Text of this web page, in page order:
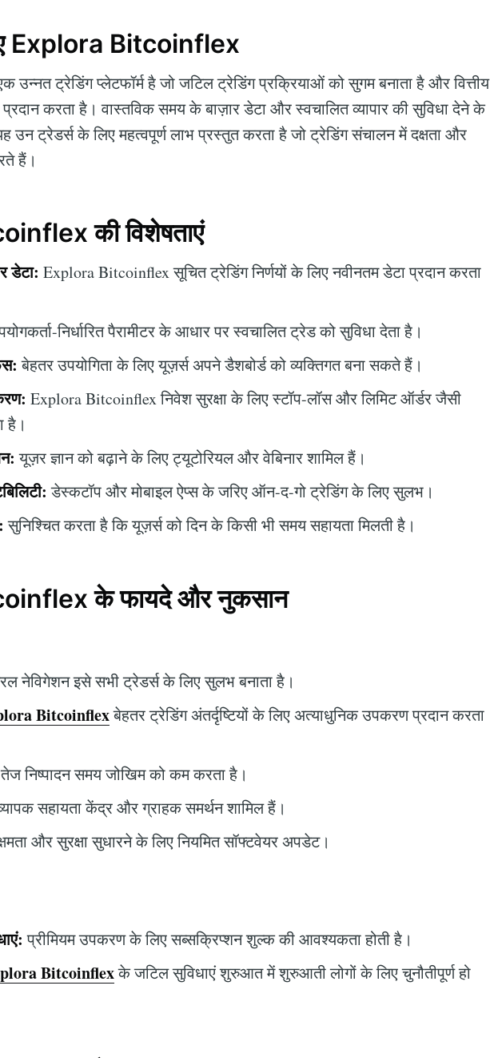
Explora Bitcoinflex
उन्नत ट्रेडिंग प्लेटफॉर्म है जो जटिल ट्रेडिंग प्रक्रियाओं को सुगम बनाता है और वित्तीय
प्रदान करता है। वास्तविक समय के बाज़ार डेटा और स्वचालित व्यापार की सुविधा देने के
उन ट्रेडर्स के लिए महत्वपूर्ण लाभ प्रस्तुत करता है जो ट्रेडिंग संचालन में दक्षता और
हैं।
की विशेषताएं
डेटा: Explora Bitcoinflex सूचित ट्रेडिंग निर्णयों के लिए नवीनतम डेटा प्रदान करता
निर्धारित पैरामीटर के आधार पर स्वचालित ट्रेड को सुविधा देता है।
बेहतर उपयोगिता के लिए यूज़र्स अपने डैशबोर्ड को व्यक्तिगत बना सकते हैं।
Explora Bitcoinflex निवेश सुरक्षा के लिए स्टॉप-लॉस और लिमिट ऑर्डर जैसी
है।
यूज़र ज्ञान को बढ़ाने के लिए ट्यूटोरियल और वेबिनार शामिल हैं।
डेस्कटॉप और मोबाइल ऐप्स के जरिए ऑन-द-गो ट्रेडिंग के लिए सुलभ।
सुनिश्चित करता है कि यूज़र्स को दिन के किसी भी समय सहायता मिलती है।
के फायदे और नुकसान
नेविगेशन इसे सभी ट्रेडर्स के लिए सुलभ बनाता है।
Bitcoinflexबेहतर ट्रेडिंग अंतर्दृष्टियों के लिए अत्याधुनिक उपकरण प्रदान करता
तेज निष्पादन समय जोखिम को कम करता है।
सहायता केंद्र और ग्राहक समर्थन शामिल हैं।
और सुरक्षा सुधारने के लिए नियमित सॉफ्टवेयर अपडेट।
प्रीमियम उपकरण के लिए सब्सक्रिप्शन शुल्क की आवश्यकता होती है।
Bitcoinflexके जटिल सुविधाएं शुरुआत में शुरुआती लोगों के लिए चुनौतीपूर्ण हो